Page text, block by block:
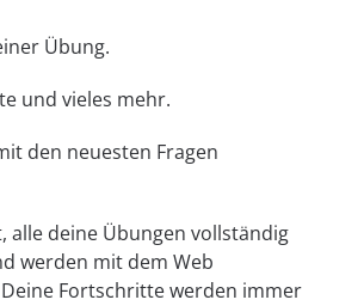
Übung.
und vieles mehr.
den neuesten Fragen
alle deine Übungen vollständig
werden mit dem Web
Fortschritte werden immer